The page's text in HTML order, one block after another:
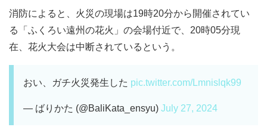
消防によると、火災の現場は19時20分から開催されてい
る「ふくろい遠州の花火」の会場付近で、20時05分現
在、花火大会は中断されているという。
おい、ガチ火災発生した pic.twitter.com/Lmnislqk99
— ばりかた (@BaliKata_ensyu) July 27, 2024